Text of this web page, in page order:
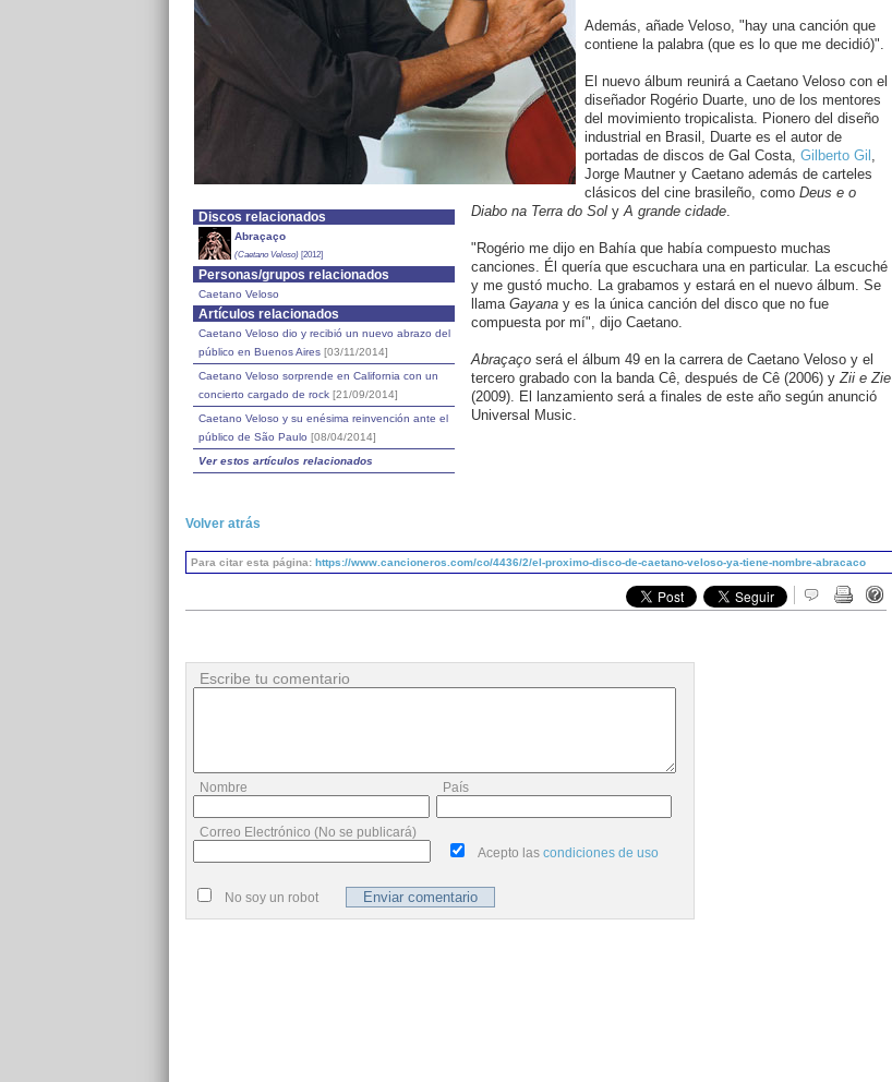
Discos relacionados
Abraçaço
(Caetano Veloso)[2012]
Personas/grupos relacionados
Caetano Veloso
Artículos relacionados
Caetano Veloso dio y recibió un nuevo abrazo del
público en Buenos Aires [03/11/2014]
Caetano Veloso sorprende en California con un
concierto cargado de rock [21/09/2014]
Caetano Veloso y su enésima reinvención ante el
público de São Paulo [08/04/2014]
Ver estos artículos relacionados
Además, añade Veloso, "hay una canción que
contiene la palabra (que es lo que me decidió)".
El nuevo álbum reunirá a Caetano Veloso con el
diseñador Rogério Duarte, uno de los mentores
del movimiento tropicalista. Pionero del diseño
industrial en Brasil, Duarte es el autor de
portadas de discos de Gal Costa, Gilberto Gil ,
Jorge Mautner y Caetano además de carteles
clásicos del cine brasileño, como Deus e o
Diabo na Terra do SolyA grande cidade.
"Rogério me dijo en Bahía que había compuesto muchas
canciones. Él quería que escuchara una en particular. La escuché
y me gustó mucho. La grabamos y estará en el nuevo álbum. Se
llama Gayanay es la única canción del disco que no fue
compuesta por mí", dijo Caetano.
Abraçaçoserá el álbum 49 en la carrera de Caetano Veloso y el
tercero grabado con la banda Cê, después de Cê (2006) yZii e Zie
(2009). El lanzamiento será a finales de este año según anunció
Universal Music.
Volver atrás
Para citar esta página: https://www.cancioneros.com/co/4436/2/el-proximo-disco-de-caetano-veloso-ya-tiene-nombre-abracaco
Escribe tu comentario
Nombre País
Correo Electrónico (No se publicará)
Acepto las condiciones de uso
No soy un robot